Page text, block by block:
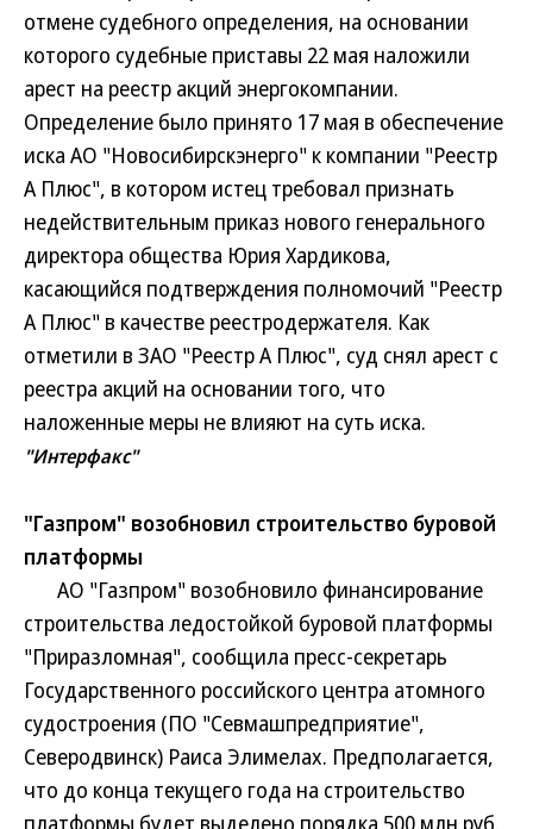
отмене судебного определения, на основании
которого судебные приставы 22 мая наложили
арест на реестр акций энергокомпании.
Определение было принято 17 мая в обеспечение
иска АО "Новосибирскэнерго" к компании "Реестр
А Плюс", в котором истец требовал признать
недействительным приказ нового генерального
директора общества Юрия Хардикова,
касающийся подтверждения полномочий "Реестр
А Плюс" в качестве реестродержателя. Как
отметили в ЗАО "Реестр А Плюс", суд снял арест с
реестра акций на основании того, что
наложенные меры не влияют на суть иска.
"Интерфакс"
"Газпром" возобновил строительство буровой
платформы
АО "Газпром" возобновило финансирование
строительства ледостойкой буровой платформы
"Приразломная", сообщила пресс-секретарь
Государственного российского центра атомного
судостроения (ПО "Севмашпредприятие",
Северодвинск) Раиса Элимелах. Предполагается,
что до конца текущего года на строительство
платформы будет выделено порядка 500 млн руб.